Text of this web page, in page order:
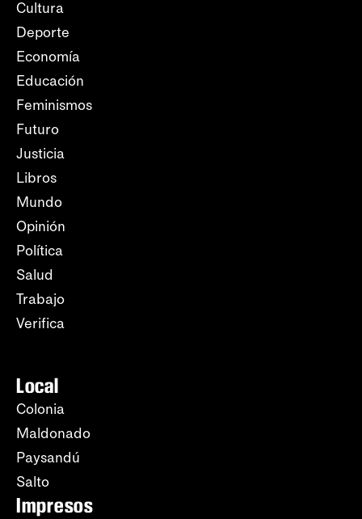
Cultura
Deporte
Economía
Educación
Feminismos
Futuro
Justicia
Libros
Mundo
Opinión
Política
Salud
Trabajo
Verifica
Local
Colonia
Maldonado
Paysandú
Salto
Impresos